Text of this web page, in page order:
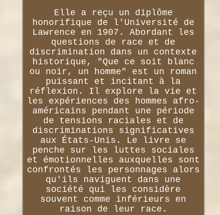
Elle a reçu un diplôme
honorifique de l'Université de
Lawrence en 1907. Abordant les
questions de race et de
discrimination dans un contexte
historique, "Que ce soit blanc
ou noir, un homme" est un roman
puissant et incitant à la
réflexion. Il explore la vie et
les expériences des hommes afro-
américains pendant une période
de tensions raciales et de
discriminations significatives
aux États-Unis. Le livre se
penche sur les luttes sociales
et émotionnelles auxquelles sont
confrontés les personnages alors
qu'ils naviguent dans une
société qui les considère
souvent comme inférieurs en
raison de leur race.